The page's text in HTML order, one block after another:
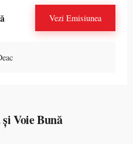
Vezi Emisiunea
Voie Bună